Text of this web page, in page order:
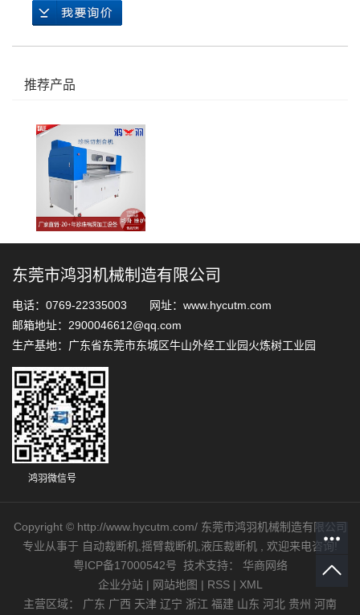
推荐产品
东莞市鸿羽机械制造有限公司
电话：0769-22335003 网址：www.hycutm.com
邮箱地址：2900046612@qq.com
生产基地：广东省东莞市东城区牛山外经工业园火炼树工业园
鸿羽微信号
Copyright © http://www.hycutm.com/ 东莞市鸿羽机械制造有限公司
专业从事于 自动裁断机 摇臂裁断机 液压裁断机 , 欢迎来电咨询!
粤ICP备17000542号 技术支持： 华商网络
企业分站| 网站地图 | RSS| XML
主营区域： 广东 广西 天津 辽宁 浙江 福建 山东 河北 贵州 河南